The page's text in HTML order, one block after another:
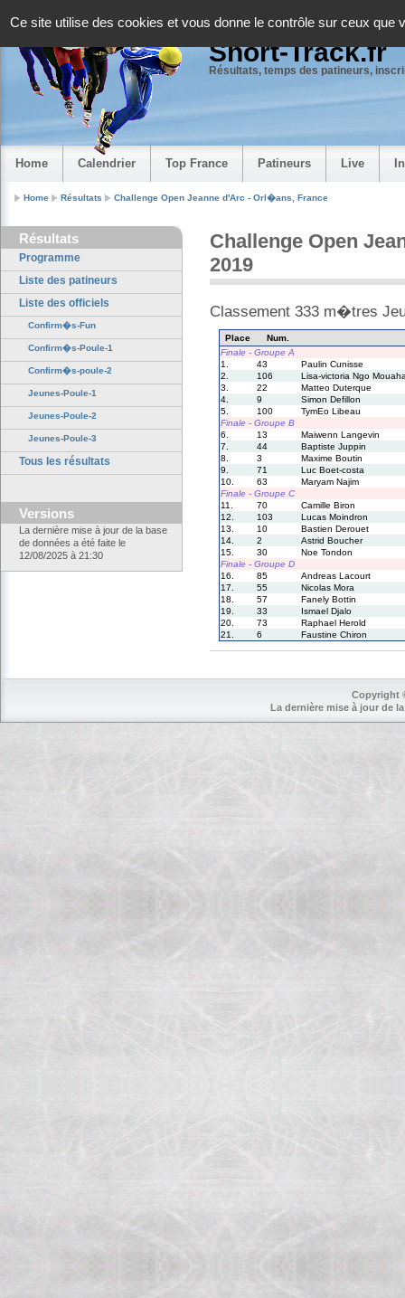
Ce site utilise des cookies et vous donne le contrôle sur ceux que
Short-Track.fr
Résultats, temps des patineurs,
Home Calendrier Top France Patineurs Live
Home Résultats Challenge Open Jeanne d'Arc - Orl�ans, France
Résultats
Programme
Liste des patineurs
Liste des officiels
Confirm�s-Fun
Confirm�s-Poule-1
Confirm�s-poule-2
Jeunes-Poule-1
Jeunes-Poule-2
Jeunes-Poule-3
Tous les résultats
Versions
La dernière mise à jour de la base
de données a été faite le
12/08/2025 à 21:30
Challenge Open
2019
Classement 333 m�tres
Place
Num.
Finale - Groupe A
1.
43
Paulin Cunisse
2.
106
Lisa-victoria Ngo
3.
22
Matteo Duterque
4.
9
Simon Defillon
5.
100
TymEo Libeau
Finale - Groupe B
6.
13
Maiwenn Langevin
7.
44
Baptiste Juppin
8.
3
Maxime Boutin
9.
71
Luc Boet-costa
10.
63
Maryam Najim
Finale - Groupe C
11.
70
Camille Biron
12.
103
Lucas Moindron
13.
10
Bastien Derouet
14.
2
Astrid Boucher
15.
30
Noe Tondon
Finale - Groupe D
16.
85
Andreas Lacourt
17.
55
Nicolas Mora
18.
57
Fanely Bottin
19.
33
Ismael Djalo
20.
73
Raphael Herold
21.
6 Faustine Chiron
Copyright
La dernière mise à jour de